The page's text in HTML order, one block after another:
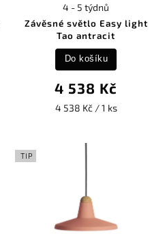
Závěsné světlo Easy light
Tao antracit
4 - 5 týdnů
4 538 Kč
4 538 Kč / 1 ks
Do košíku
TIP